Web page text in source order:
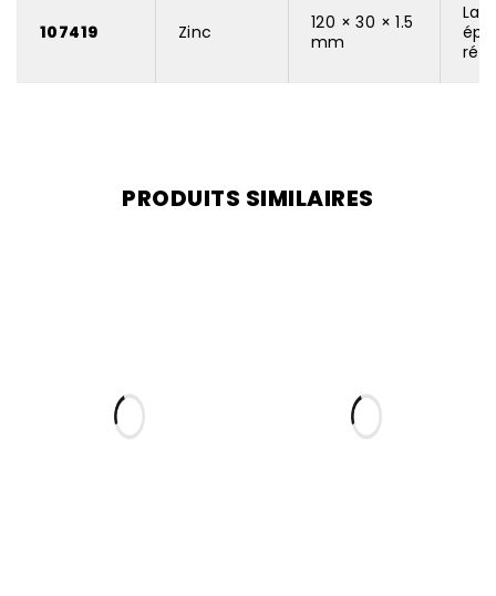
107419 Zinc
120 × 30 × 1.5
mm
PRODUITS SIMILAIRES